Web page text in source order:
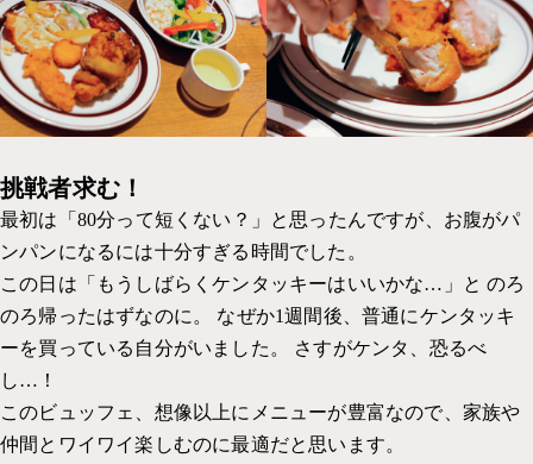
挑戦者求む！
最初は「80分って短くない？」と思ったんですが、お腹がパ
ンパンになるには十分すぎる時間でした。
この日は「もうしばらくケンタッキーはいいかな…」と のろ
のろ帰ったはずなのに。 なぜか1週間後、普通にケンタッキ
ーを買っている自分がいました。 さすがケンタ、恐るべ
し…！
このビュッフェ、想像以上にメニューが豊富なので、家族や
仲間とワイワイ楽しむのに最適だと思います。